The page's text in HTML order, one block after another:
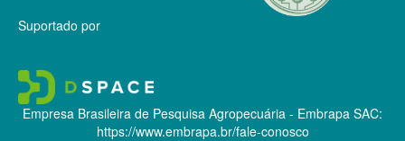
Suportado por
Empresa Brasileira de Pesquisa Agropecuária - Embrapa SAC:
https://www.embrapa.br/fale-conosco